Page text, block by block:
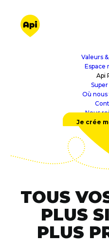
Valeurs
Espace
Api
Super
Où
Nous
Je crée
TOUS
PLUS
PLUS